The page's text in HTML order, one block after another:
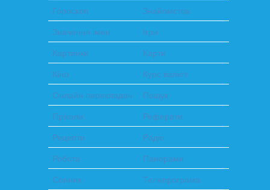
Гороскоп
Знайомства
Значення імен
Ігри
Картинки
Карти
Кіно
Курс валют
Онлайн перекладач
Пошук
Пріколи
Реферати
Рецепти
Радіо
Робота
Панорами
Сонник
Телепрограма